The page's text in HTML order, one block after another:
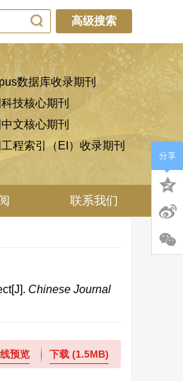
高级搜索
数据库收录期刊
技核心期刊
文核心期刊
程索引（EI）收录期刊
联系我们
Chinese Journal
预览 下载(1.5MB)
分享